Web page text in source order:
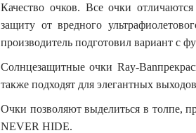
Качество очков. Все очки
защиту от вредного
производитель подготовил вариант с
Солнцезащитные очки Ray-
также подходят для элегантных выходов
Очки позволяют выделиться в толпе,
NEVER HIDE.